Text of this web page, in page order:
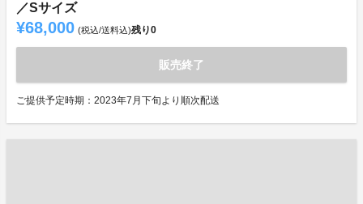
／Sサイズ
¥68,000 (税込/送料込)残り0
販売終了
ご提供予定時期：2023年7月下旬より順次配送